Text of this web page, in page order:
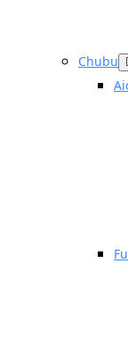
Chubu